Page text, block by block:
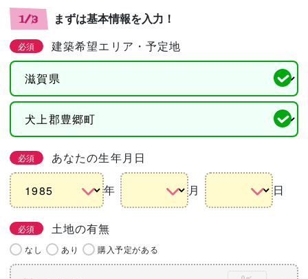
1/3 まずは基本情報を入力！
必須 建築希望エリア・予定地
必須 あなたの生年月日
年 月 日
必須 土地の有無
なし あり 購入予定がある